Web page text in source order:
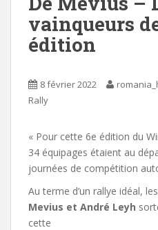
vainqueurs
édition
8 février 2022
Rally
« Pour cette 6e édition du
34 équipages étaient au
journées de compétition
Au terme d’un rallye idéal,
Mevius et André Leyh
cette